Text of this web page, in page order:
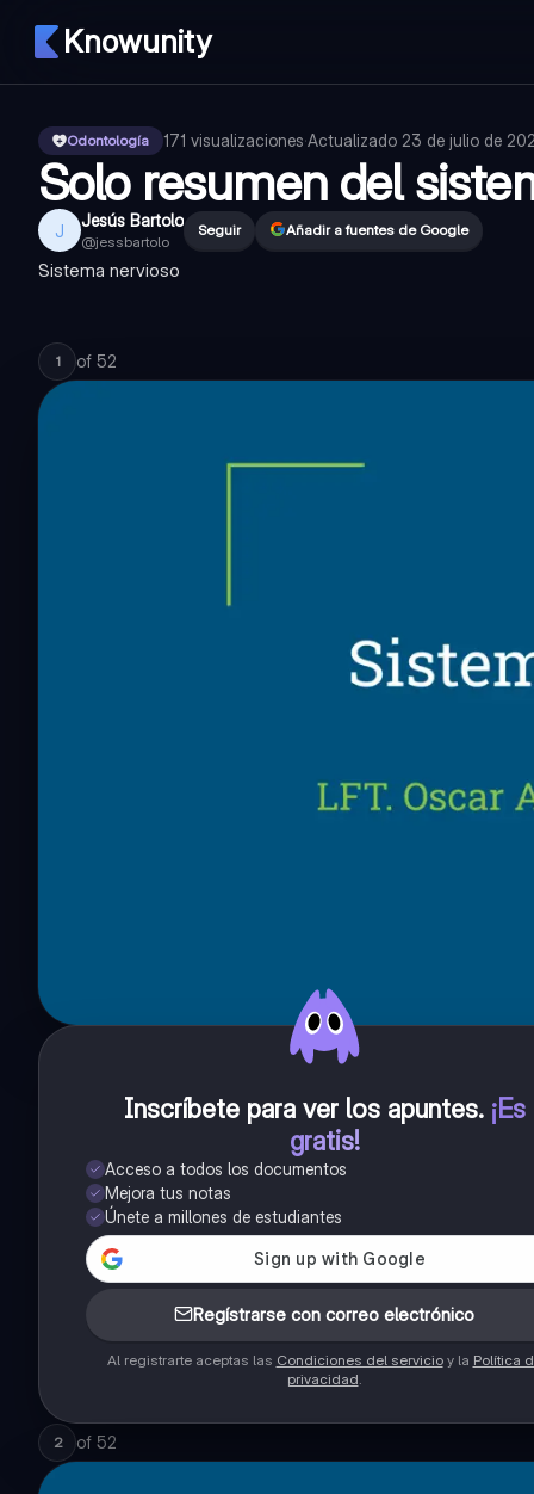
Knowunity
Odontología 171 visualizaciones·Actualizado 23 de julio de
Solo resumen del
J Jesús Bartolo
@jessbartolo
Seguir Añadir a fuentes de Google
Sistema nervioso
1 of 52
Inscríbete para ver los apuntes. ¡Es
gratis!
Acceso a todos los documentos
Mejora tus notas
Únete a millones de estudiantes
Regístrarse con correo electrónico
Al registrarte aceptas las Condiciones del servicioy la Política
privacidad.
2 of 52